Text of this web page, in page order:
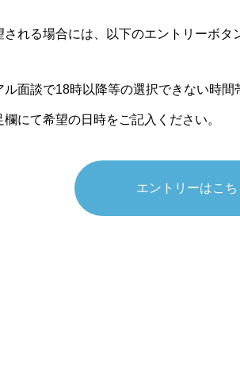
される場合には、以下のエントリーボ
ル面談で18時以降等の選択できない時
欄にて希望の日時をご記入ください。
エントリーはこち